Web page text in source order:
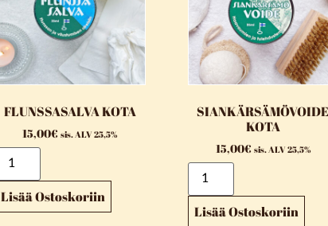
FLUNSSASALVA KOTA
15,00€ sis. ALV 25,5%
Lisää Ostoskoriin
SIANKÄRSÄMÖVOIDE
KOTA
15,00€ sis. ALV 25,5%
Lisää Ostoskoriin